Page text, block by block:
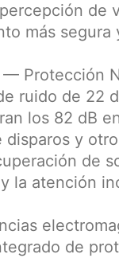
de
más segura
Protección
ruido de 22
los 82 dB
y
de
la atención
de